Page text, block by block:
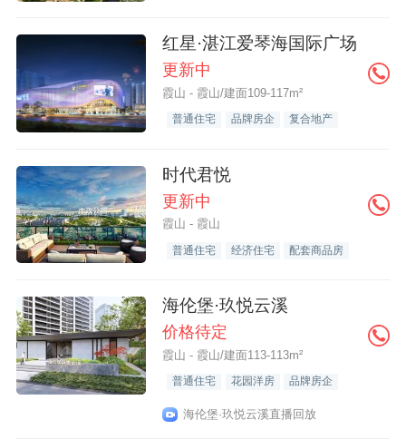
红星·湛江爱琴海国际广场
更新中
霞山 - 霞山/建面109-117m²
普通住宅 品牌房企 复合地产
时代君悦
更新中
霞山 - 霞山
普通住宅 经济住宅 配套商品房
海伦堡·玖悦云溪
价格待定
霞山 - 霞山/建面113-113m²
普通住宅 花园洋房 品牌房企
海伦堡·玖悦云溪直播回放